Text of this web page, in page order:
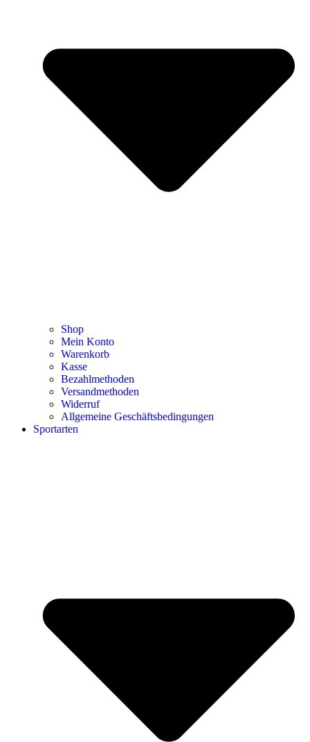
Shop
Mein Konto
Warenkorb
Kasse
Bezahlmethoden
Versandmethoden
Widerruf
Allgemeine Geschäftsbedingungen
Sportarten